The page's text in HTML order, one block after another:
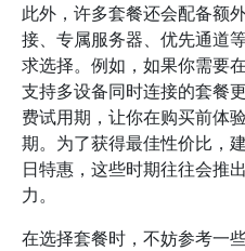
此外，许多套餐还会配备额
接、专属服务器、优先通道
求选择。例如，如果你需要
支持多设备同时连接的套餐
费试用期，让你在购买前体
期。为了获得最佳性价比，
日特惠，这些时期往往会推
力。
在选择套餐时，不妨参考一